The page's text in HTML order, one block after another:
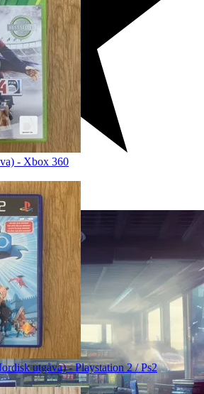
- Xbox 360
utgåva) - Playstation 2 / Ps2